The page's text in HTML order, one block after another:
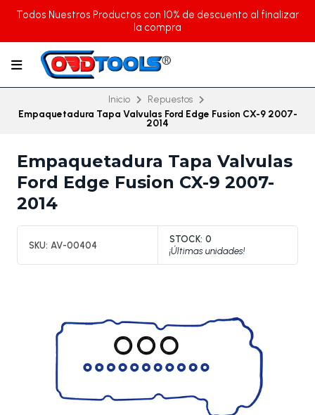
Todos Nuestros Productos con 10% de descuento al finalizar
la compra
Inicio
Repuestos
Empaquetadura Tapa Valvulas Ford Edge Fusion CX-9 2007-
2014
Empaquetadura Tapa Valvulas
Ford Edge Fusion CX-9 2007-
2014
SKU: AV-00404
STOCK: 0
¡Últimas unidades!